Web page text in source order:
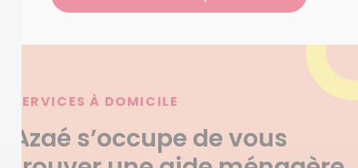
SERVICES À DOMICILE
Azaé s’occupe de vous